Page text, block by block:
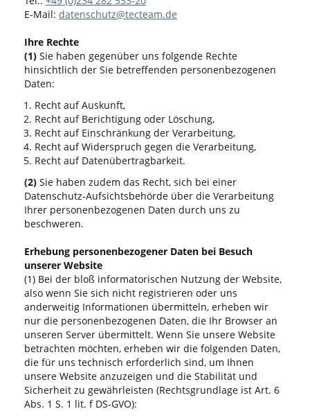
E-Mail: datenschutz@tecteam.de
Ihre Rechte
(1) Sie haben gegenüber uns folgende Rechte
hinsichtlich der Sie betreffenden personenbezogenen
Daten:
Recht auf Auskunft,
Recht auf Berichtigung oder Löschung,
Recht auf Einschränkung der Verarbeitung,
Recht auf Widerspruch gegen die Verarbeitung,
Recht auf Datenübertragbarkeit.
(2) Sie haben zudem das Recht, sich bei einer
Datenschutz-Aufsichtsbehörde über die Verarbeitung
Ihrer personenbezogenen Daten durch uns zu
beschweren.
Erhebung personenbezogener Daten bei Besuch
unserer Website
(1) Bei der bloß informatorischen Nutzung der Website,
also wenn Sie sich nicht registrieren oder uns
anderweitig Informationen übermitteln, erheben wir
nur die personenbezogenen Daten, die Ihr Browser an
unseren Server übermittelt. Wenn Sie unsere Website
betrachten möchten, erheben wir die folgenden Daten,
die für uns technisch erforderlich sind, um Ihnen
unsere Website anzuzeigen und die Stabilität und
Sicherheit zu gewährleisten (Rechtsgrundlage ist Art. 6
Abs. 1 S. 1 lit. f DS-GVO):